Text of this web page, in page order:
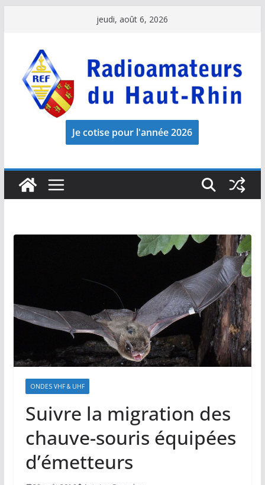
contenu
jeudi, août 6, 2026
ONDES VHF & UHF
Suivre la migration des
chauve-souris équipées
d’émetteurs